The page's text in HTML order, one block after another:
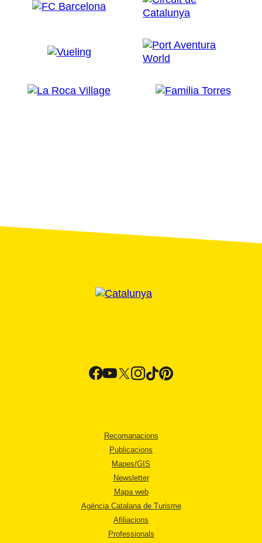
Recomanacions
Publicacions
Mapes/GIS
Newsletter
Mapa web
Agència Catalana de Turisme
Afiliacions
Professionals